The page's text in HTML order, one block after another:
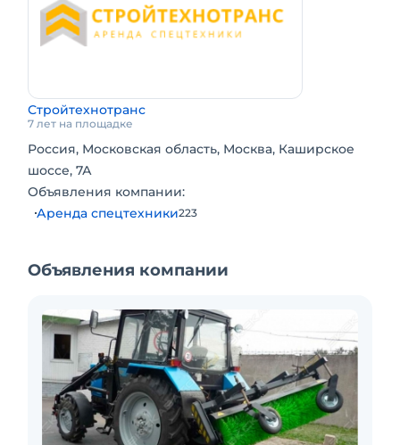
Стройтехнотранс
7 лет на площадке
Россия, Московская область, Москва, Каширское
шоссе, 7А
Объявления компании:
Аренда спецтехники223
Объявления компании